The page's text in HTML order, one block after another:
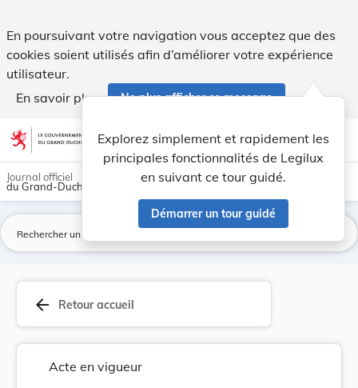
En poursuivant votre navigation vous acceptez que des
cookies soient utilisés afin d’améliorer votre expérience
utilisateur.
En savoir plus
Ne plus afficher ce message
Aller au contenu account_circle help Aide
Explorez simplement et rapidement les
principales fonctionnalités de Legilux
en suivant ce tour guidé.
Démarrer un tour guidé
light_mode dark_mode
Journal officiel
du Grand-Duché de Luxembourg
arrow_back Retour accueil
Acte en vigueur